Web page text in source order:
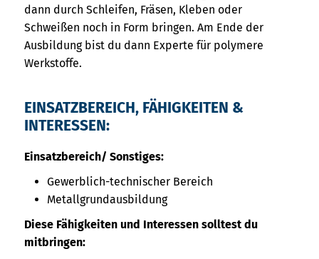
dann durch Schleifen, Fräsen, Kleben oder
Schweißen noch in Form bringen. Am Ende der
Ausbildung bist du dann Experte für polymere
Werkstoffe.
EINSATZBEREICH, FÄHIGKEITEN &
INTERESSEN:
Einsatzbereich/ Sonstiges:
Gewerblich-technischer Bereich
Metallgrundausbildung
Diese Fähigkeiten und Interessen solltest du
mitbringen: